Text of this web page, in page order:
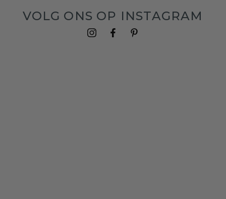
VOLG ONS OP INSTAGRAM